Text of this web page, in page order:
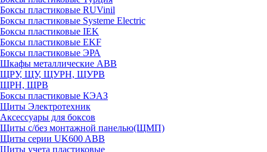
Боксы пластиковые RUVinil
Боксы пластиковые Systeme Electric
Боксы пластиковые IEK
Боксы пластиковые EKF
Боксы пластиковые ЭРА
Шкафы металлические ABB
ЩРУ, ЩУ, ЩУРН, ЩУРВ
ЩРН, ЩРВ
Боксы пластиковые КЭАЗ
Щиты Электротехник
Аксессуары для боксов
Щиты с/без монтажной панелью(ЩМП)
Щиты серии UK600 ABB
Щиты учета пластиковые